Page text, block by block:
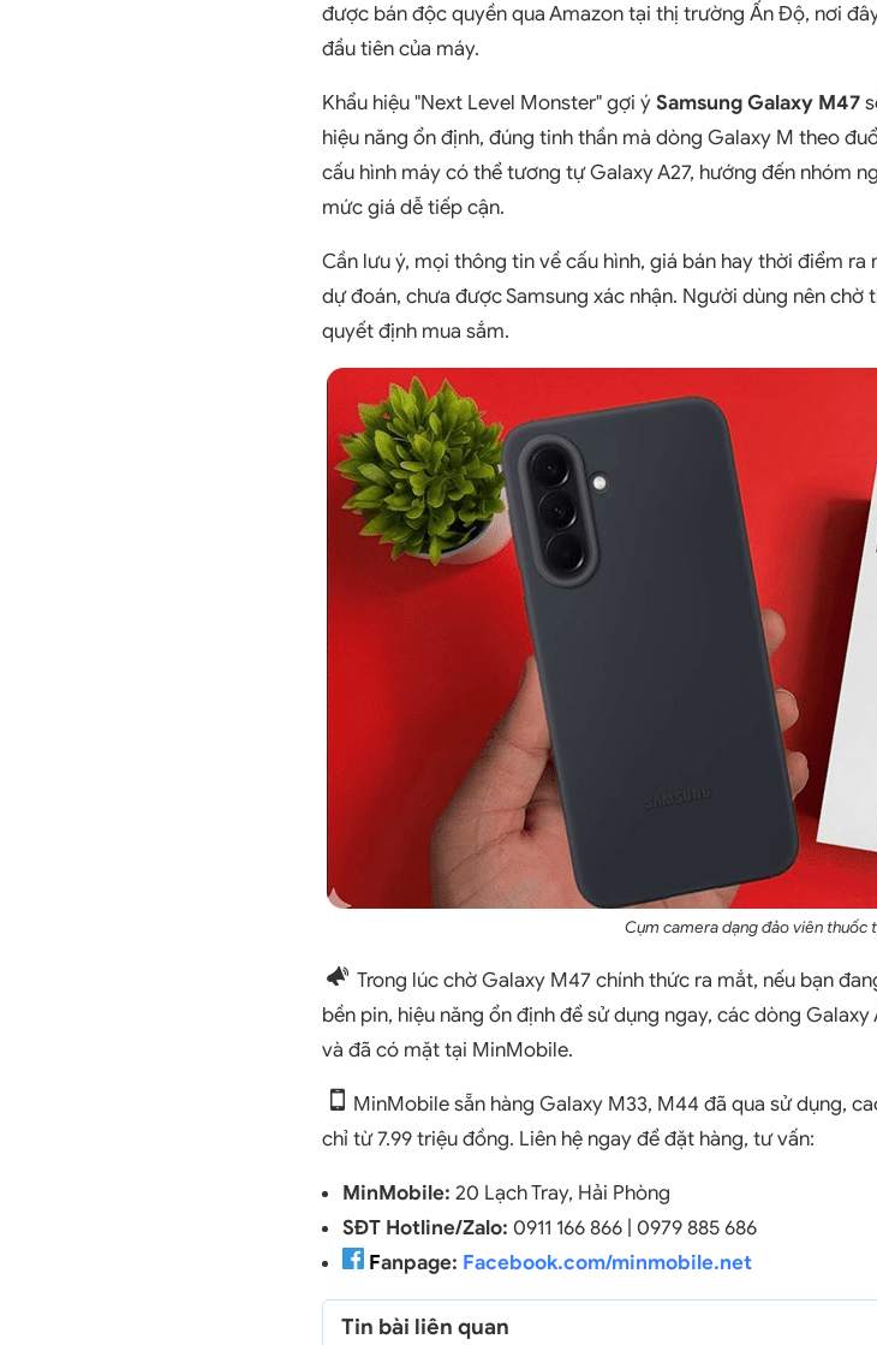
được bán độc quyền qua Amazon tại thị trường Ấn Độ, nơi
đầu tiên của máy.
Khẩu hiệu "Next Level Monster" gợi ýSamsung Galaxy M47
hiệu năng ổn định, đúng tinh thần mà dòng Galaxy M theo
cấu hình máy có thể tương tự Galaxy A27, hướng đến nhóm
mức giá dễ tiếp cận.
Cần lưu ý, mọi thông tin về cấu hình, giá bán hay thời điểm
dự đoán, chưa được Samsung xác nhận. Người dùng nên
quyết định mua sắm.
Cụm camera dạng đảo viên thuốc
Trong lúc chờ Galaxy M47 chính thức ra mắt, nếu bạn
bền pin, hiệu năng ổn định để sử dụng ngay, các dòng
và đã có mặt tại MinMobile.
MinMobile sẵn hàng Galaxy M33, M44 đã qua sử dụng,
chỉ từ 7.99 triệu đồng. Liên hệ ngay để đặt hàng, tư vấn:
MinMobile: 20 Lạch Tray, Hải Phòng
SĐT Hotline/Zalo: 0911 166 866 | 0979 885 686
Fanpage: Facebook.com/minmobile.net
Tin bài liên quan